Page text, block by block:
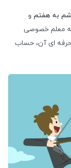
به هفتم و
به معلم خصوصی
حرفه ای آن، حساب